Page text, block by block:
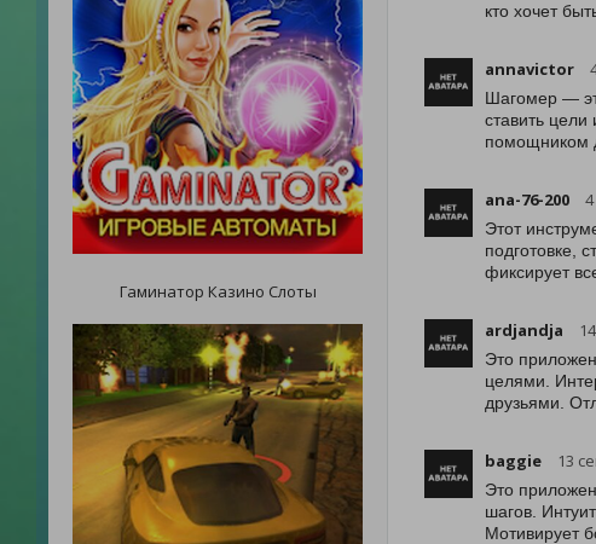
Гаминатор Казино Слоты
кто хочет
annavictor
Шагомер —
ставить
помощником
ana-76-200
Этот
подготовке,
фиксирует
ardjandja
Это
целями.
друзьями.
baggie 13
Это
шагов.
Мотивирует